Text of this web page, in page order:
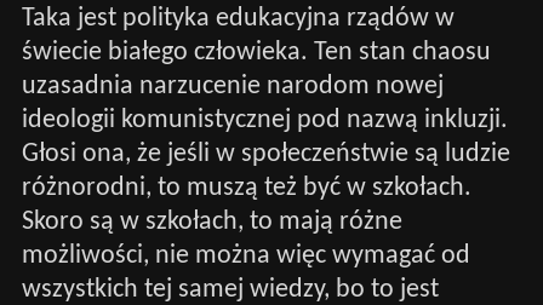
Taka jest polityka edukacyjna rządów w
świecie białego człowieka. Ten stan chaosu
uzasadnia narzucenie narodom nowej
ideologii komunistycznej pod nazwą inkluzji.
Głosi ona, że jeśli w społeczeństwie są ludzie
różnorodni, to muszą też być w szkołach.
Skoro są w szkołach, to mają różne
możliwości, nie można więc wymagać od
wszystkich tej samej wiedzy, bo to jest